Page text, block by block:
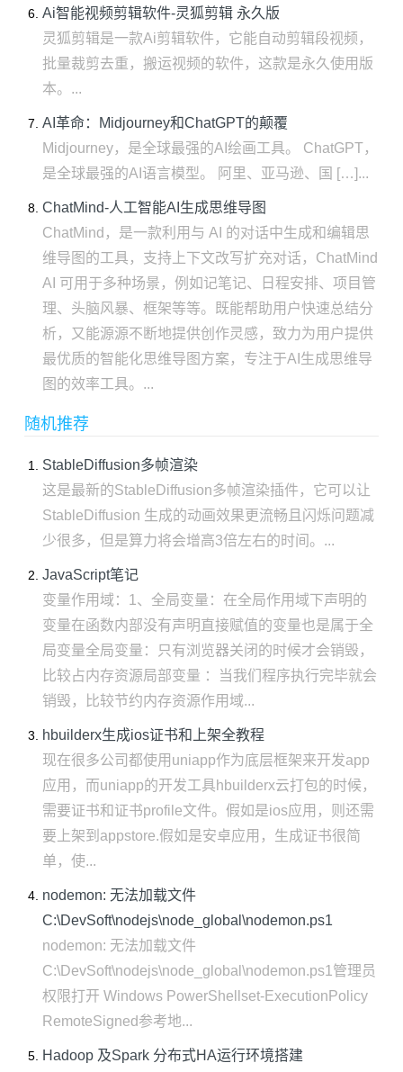
Ai智能视频剪辑软件-灵狐剪辑 永久版
灵狐剪辑是一款Ai剪辑软件，它能自动剪辑段视频，
批量裁剪去重，搬运视频的软件，这款是永久使用版
本。...
AI革命：Midjourney和ChatGPT的颠覆
Midjourney，是全球最强的AI绘画工具。 ChatGPT，
是全球最强的AI语言模型。 阿里、亚马逊、国 […]...
ChatMind-人工智能AI生成思维导图
ChatMind，是一款利用与 AI 的对话中生成和编辑思
维导图的工具，支持上下文改写扩充对话，ChatMind
AI 可用于多种场景，例如记笔记、日程安排、项目管
理、头脑风暴、框架等等。既能帮助用户快速总结分
析，又能源源不断地提供创作灵感，致力为用户提供
最优质的智能化思维导图方案，专注于AI生成思维导
图的效率工具。...
随机推荐
StableDiffusion多帧渲染
这是最新的StableDiffusion多帧渲染插件，它可以让
StableDiffusion 生成的动画效果更流畅且闪烁问题减
少很多，但是算力将会增高3倍左右的时间。...
JavaScript笔记
变量作用域：1、全局变量：在全局作用域下声明的
变量​在函数内部没有声明直接赋值的变量也是属于全
局变量全局变量：只有浏览器关闭的时候才会销毁，
比较占内存资源局部变量 ：当我们程序执行完毕就会
销毁，比较节约内存资源作用域...
hbuilderx生成ios证书和上架全教程
现在很多公司都使用uniapp作为底层框架来开发app
应用，而uniapp的开发工具hbuilderx云打包的时候，
需要证书和证书profile文件。假如是ios应用，则还需
要上架到appstore.假如是安卓应用，生成证书很简
单，使...
nodemon: 无法加载文件
C:\DevSoft\nodejs\node_global\nodemon.ps1
nodemon: 无法加载文件
C:\DevSoft\nodejs\node_global\nodemon.ps1管理员
权限打开 Windows PowerShellset-ExecutionPolicy
RemoteSigned参考地...
Hadoop 及Spark 分布式HA运行环境搭建